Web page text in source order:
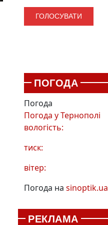
ПОГОДА
Погода
Погода уТернополі
вологість:
тиск:
вітер:
Погода на sinoptik.ua
РЕКЛАМА